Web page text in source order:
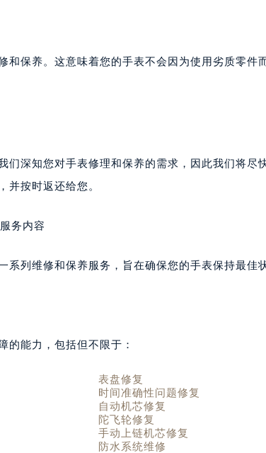
和保养。这意味着您的手表不会因为使用劣质零件
们深知您对手表修理和保养的需求，因此我们将尽
并按时返还给您。
务内容
系列维修和保养服务，旨在确保您的手表保持最佳
的能力，包括但不限于：
表盘修复
时间准确性问题修复
自动机芯修复
陀飞轮修复
手动上链机芯修复
防水系统维修